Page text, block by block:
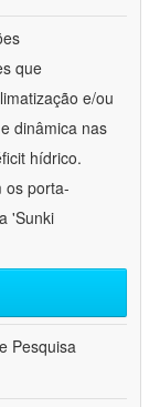
que
e/ou
dinâmica nas
hídrico.
os porta-
'Sunki
Pesquisa